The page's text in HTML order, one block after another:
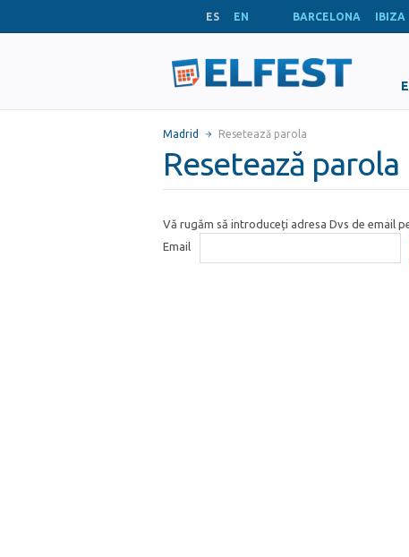
ES EN BARCELONA IBIZA
Madrid Resetează parola
Resetează parola
Vă rugăm să introduceți adresa Dvs de email
Email